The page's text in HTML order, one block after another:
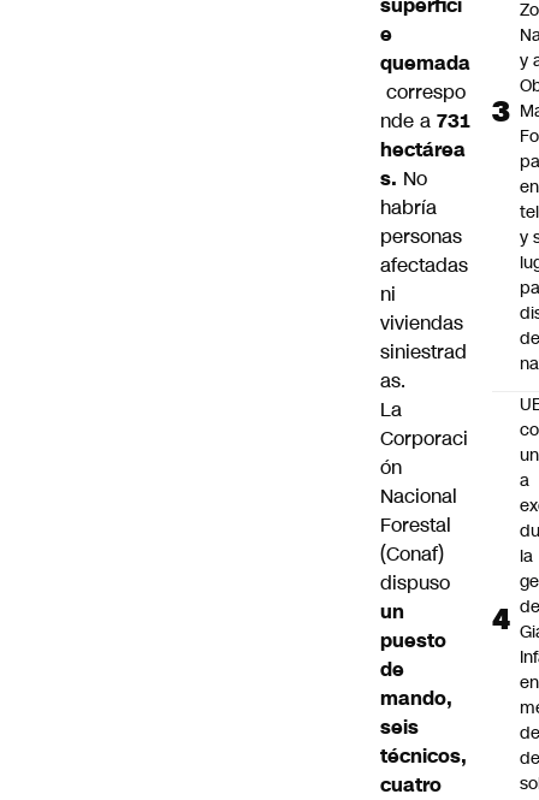
e
quemada
correspo
nde a 731
hectárea
s. No
habría
personas
afectadas
ni
viviendas
siniestrad
as.
La
Corporaci
ón
Nacional
Forestal
(Conaf)
dispuso
un
puesto
de
mando,
seis
técnicos,
cuatro
y
en
y
a
la
de
en
de